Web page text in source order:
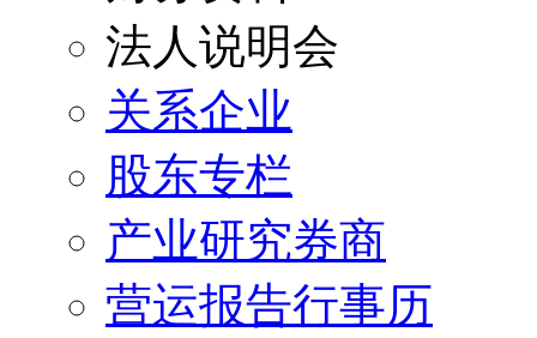
法人说明会
关系企业
股东专栏
产业研究券商
营运报告行事历